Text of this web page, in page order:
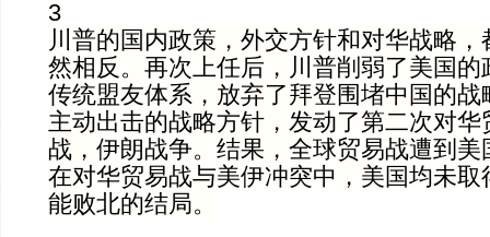
3
川普的国内政策，外交方针和对华战略
然相反。再次上任后，川普削弱了美国
传统盟友体系，放弃了拜登围堵中国的
主动出击的战略方针，发动了第二次对
战，伊朗战争。结果，全球贸易战遭到
在对华贸易战与美伊冲突中，美国均未
能败北的结局。